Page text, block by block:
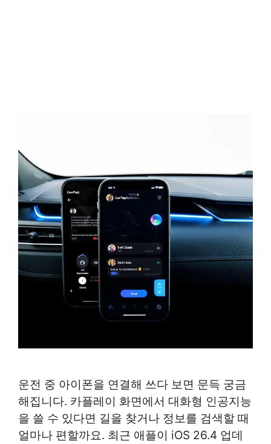
운전 중 아이폰을 연결해 쓰다 보면 문득 궁금
해집니다. 카플레이 화면에서 대화형 인공지능
을 쓸 수 있다면 길을 찾거나 정보를 검색할 때
얼마나 편할까요. 최근 애플이 iOS 26.4 업데